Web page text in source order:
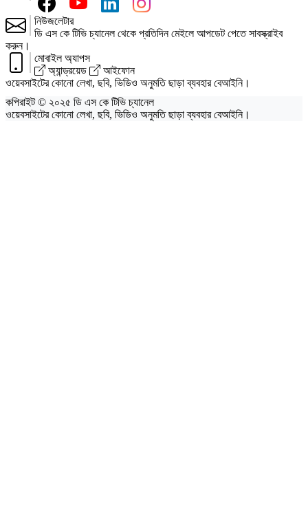
নিউজলেটার
ডি এস কে টিভি চ্যানেল থেকে প্রতিদিন মেইলে আপডেট পেতে সাবস্ক্রাইব
করুন।
মোবাইল অ্যাপস
অ্যান্ড্রয়েড
আইফোন
ওয়েবসাইটের কোনো লেখা, ছবি, ভিডিও অনুমতি ছাড়া ব্যবহার বেআইনি।
কপিরাইট © ২০২৫ ডি এস কে টিভি চ্যানেল
ওয়েবসাইটের কোনো লেখা, ছবি, ভিডিও অনুমতি ছাড়া ব্যবহার বেআইনি।